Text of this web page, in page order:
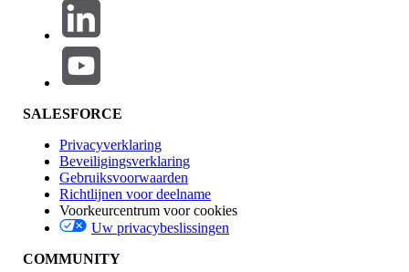
Invloed op functies
Edition
SALESFORCE
Privacyverklaring
Beveiligingsverklaring
Gebruiksvoorwaarden
Richtlijnen voor deelname
Voorkeurcentrum voor cookies
Uw privacybeslissingen
COMMUNITY